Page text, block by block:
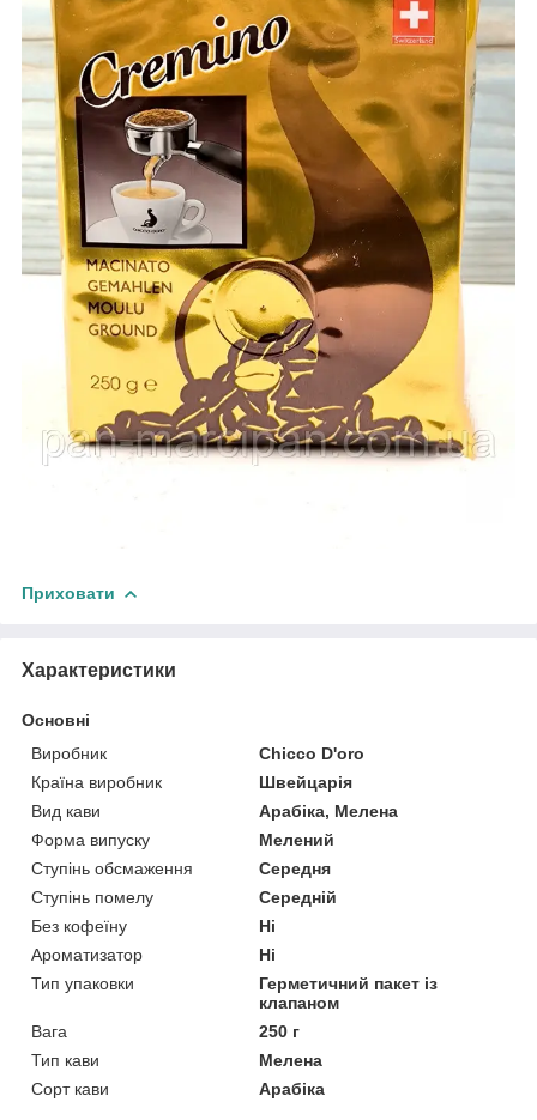
Приховати
Характеристики
Основні
Виробник
Chicco D'oro
Країна виробник
Швейцарія
Вид кави
Арабіка, Мелена
Форма випуску
Мелений
Ступінь обсмаження
Середня
Ступінь помелу
Середній
Без кофеїну
Ні
Ароматизатор
Ні
Тип упаковки
Герметичний пакет із
клапаном
Вага
250 г
Тип кави
Мелена
Сорт кави
Арабіка